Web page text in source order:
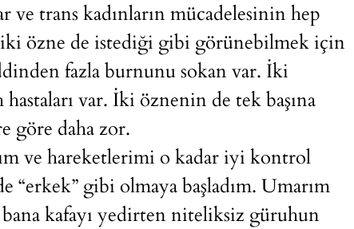
trans kadınların mücadelesinin hep
özne de istediği gibi görünebilmek için
fazla burnunu sokan var. İki
var. İki öznenin de tek başına
göre daha zor.
ve hareketlerimi o kadar iyi kontrol
gibi olmaya başladım. Umarım
kafayı yedirten niteliksiz güruhun